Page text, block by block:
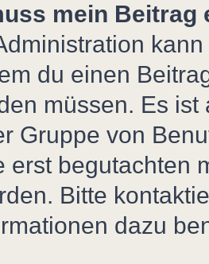
mein
du einen
müssen. Es
Gruppe von
erst begutachten
Bitte
dazu